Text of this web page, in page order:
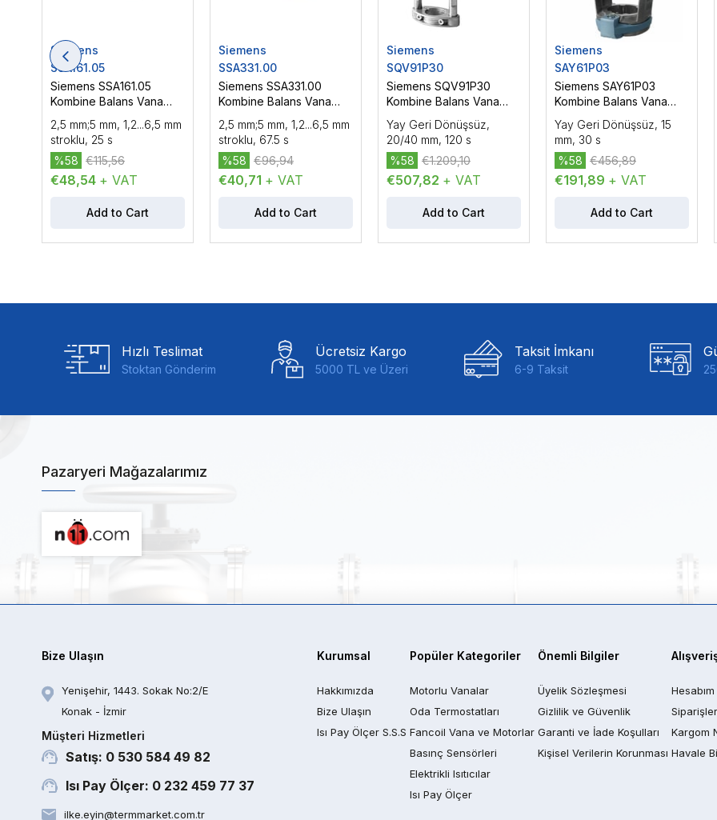
Siemens
SSA161.05
Siemens SSA161.05
Kombine Balans Vana
0...10 V, Oransal Kontrol,
100 N
2,5 mm;5 mm, 1,2...6,5 mm
stroklu, 25 s
€48,54 + VAT
%58 €115,56
Add to Cart
Siemens
SSA331.00
Siemens SSA331.00
Kombine Balans Vana
Yüzer Kontrol, 100 N
2,5 mm;5 mm, 1,2...6,5 mm
stroklu, 67.5 s
€40,71 + VAT
%58 €96,94
Add to Cart
Siemens
SQV91P30
Siemens SQV91P30
Kombine Balans Vana
DC 0…10 V / DC 4…20
mA, 1100 N
Yay Geri Dönüşsüz,
20/40 mm, 120 s
€507,82 + VAT
%58 €1.209,10
Add to Cart
Siemens
SAY61P03
Siemens SAY61P03
Kombine Balans Vana
0...10 V / DC 4...20 mA,
Oransal Kontrol, 200 N
Yay Geri Dönüşsüz, 15
mm, 30 s
€191,89 + VAT
%58 €456,89
Add to Cart
Hızlı Teslimat
Stoktan Gönderim
Ücretsiz Kargo
5000 TL ve Üzeri
Taksit İmkanı
6-9 Taksit
Pazaryeri Mağazalarımız
Bize Ulaşın
Yenişehir, 1443. Sokak No:2/E
Konak - İzmir
Müşteri Hizmetleri
Satış: 0 530 584 49 82
Isı Pay Ölçer: 0 232 459 77 37
ilke.eyin@termmarket.com.tr
Kurumsal
Hakkımızda
Bize Ulaşın
Isı Pay Ölçer S.S.S
Popüler Kategoriler
Motorlu Vanalar
Oda Termostatları
Fancoil Vana ve Motorlar
Basınç Sensörleri
Elektrikli Isıtıcılar
Isı Pay Ölçer
Önemli Bilgiler
Üyelik Sözleşmesi
Gizlilik ve Güvenlik
Garanti ve İade Koşulları
Kişisel Verilerin Korunması
Hesabım
Kargom
Havale